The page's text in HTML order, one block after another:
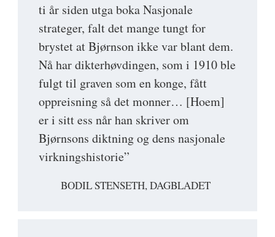
ti år siden utga boka Nasjonale
strateger, falt det mange tungt for
brystet at Bjørnson ikke var blant dem.
Nå har dikterhøvdingen, som i 1910 ble
fulgt til graven som en konge, fått
oppreisning så det monner… [Hoem]
er i sitt ess når han skriver om
Bjørnsons diktning og dens nasjonale
virkningshistorie”
BODIL STENSETH, DAGBLADET